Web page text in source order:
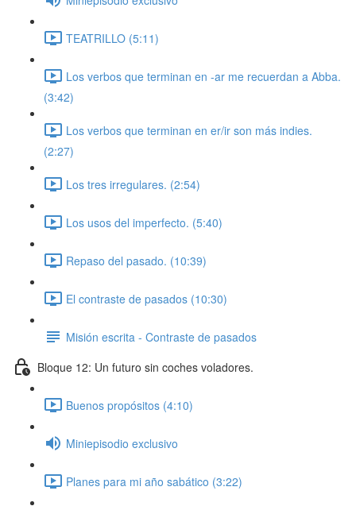
TEATRILLO (5:11)
Los verbos que terminan en -ar me recuerdan a Abba.
(3:42)
Los verbos que terminan en er/ir son más indies.
(2:27)
Los tres irregulares. (2:54)
Los usos del imperfecto. (5:40)
Repaso del pasado. (10:39)
El contraste de pasados (10:30)
Misión escrita - Contraste de pasados
Bloque 12: Un futuro sin coches voladores.
Buenos propósitos (4:10)
Miniepisodio exclusivo
Planes para mi año sabático (3:22)